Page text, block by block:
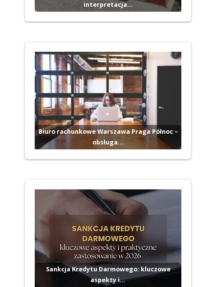
interpretacja…
Biuro rachunkowe Warszawa Praga Północ –
obsługa…
Sankcja Kredytu Darmowego: kluczowe
aspekty i…